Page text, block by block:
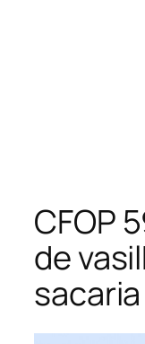
CFOP
de
sacaria